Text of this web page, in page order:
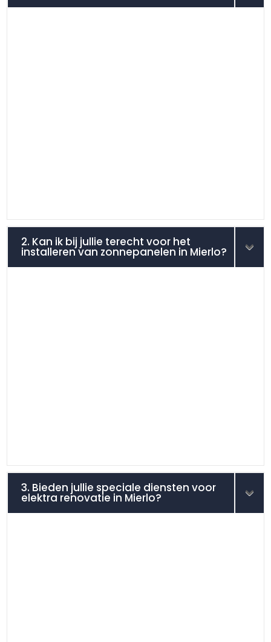
2. Kan ik bij jullie terecht voor het
installeren van zonnepanelen in Mierlo?
3. Bieden jullie speciale diensten voor
elektra renovatie in Mierlo?